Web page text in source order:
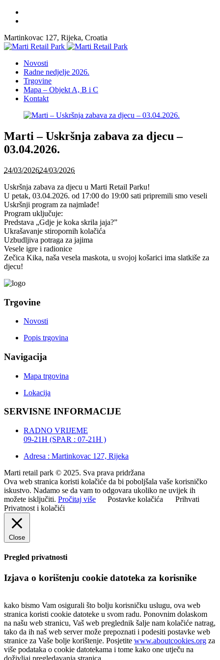
Martinkovac 127, Rijeka, Croatia
Novosti
Radne nedjelje 2026.
Trgovine
Mapa – Objekt A, B i C
Kontakt
Marti – Uskršnja zabava za djecu –
03.04.2026.
24/03/202624/03/2026
Uskršnja zabava za djecu u Marti Retail Parku!
U petak, 03.04.2026. od 17:00 do 19:00 sati pripremili smo veseli
Uskršnji program za najmlađe!
Program uključuje:
Predstava „Gdje je koka skrila jaja?”
Ukrašavanje stiropornih kolačića
Uzbudljiva potraga za jajima
Vesele igre i radionice
Zečica Kika, naša vesela maskota, u svojoj košarici ima slatkiše za
djecu!
Trgovine
Novosti
Popis trgovina
Navigacija
Mapa trgovina
Lokacija
SERVISNE INFORMACIJE
RADNO VRIJEME
09-21H (SPAR : 07-21H )
Adresa : Martinkovac 127, Rijeka
Marti retail park © 2025. Sva prava pridržana
Ova web stranica koristi kolačiće da bi poboljšala vaše korisničko
iskustvo. Nadamo se da vam to odgovara ukoliko ne uvijek ih
možete isključiti. Pročitaj više Postavke kolačića
Prihvati
Privatnost i kolačići
Close
Pregled privatnosti
Izjava o korištenju cookie datoteka za korisnike
kako bismo Vam osigurali što bolju korisničku uslugu, ova web
stranica koristi cookie datoteke u svom radu. Ponovnim dolaskom
na našu web stranicu, Vaš web preglednik šalje nam kolačiće natrag,
tako da ih naš web server može prepoznati i podesiti postavke web
stranice za Vaše bolje korištenje. Posjetite www.aboutcookies.org za
više podataka o cookie datotekama i tome kako one utječu na